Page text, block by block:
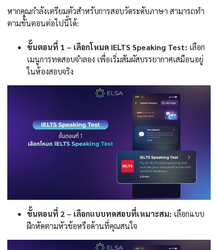
หากคุณกำลังเตรียมตัวสำหรับการสอบวัดระดับภาษา สามารถทำ
ตามขั้นตอนต่อไปนี้ได้:
ขั้นตอนที่ 1 – เลือกโหมด IELTS Speaking Test: เลือก
เมนูการทดสอบจำลอง เพื่อเริ่มสัมผัสบรรยากาศเสมือนอยู่
ในห้องสอบจริง
ขั้นตอนที่ 2 – เลือกแบบทดสอบที่เหมาะสม: เลือกแบบ
ฝึกหัดตามหัวข้อหรือด้านที่คุณสนใจ